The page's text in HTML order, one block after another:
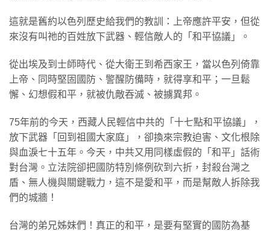
這就是舊約以色列歷史給我們的教訓：上帝應許平安，但從
來沒有叫祂的百姓放下武器、輕信敵人的「和平協議」。
從出埃及到士師時代、從大衛王到希西家王，當以色列倚靠
上帝、同時堅固國防、警醒防備時，就得享和平；一旦鬆
懈、幻想假和平，就被仇敵吞滅、被擄異邦。
75年前的今天，西藏人民輕信中共的「十七點和平協議」，
放下武器「回到祖國大家庭」，卻換來宗教迫害、文化根除
與血淚七十五年。今天，中共又用同樣虛假的「和平」話術
對台灣。立法院卻把國防特別條例砍到六折，封殺台灣之
盾、無人機與關鍵戰力，這不是愛和平，而是幫敵人拆除我
們的城牆！
台灣的弟兄姊妹們！真正的和平，是要有堅實的國防為基